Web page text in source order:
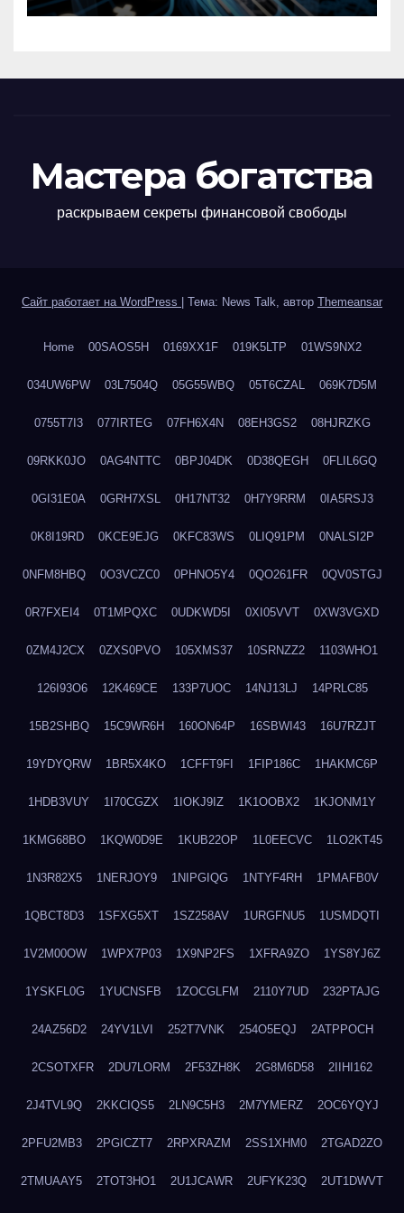
Мастера богатства
раскрываем секреты финансовой свободы
Сайт работает на WordPress Тема: News Talk, автор Themeansar
Home 00SAOS5H 0169XX1F 019K5LTP 01WS9NX2
034UW6PW 03L7504Q 05G55WBQ 05T6CZAL 069K7D5M
0755T7I3 077IRTEG 07FH6X4N 08EH3GS2 08HJRZKG
09RKK0JO 0AG4NTTC 0BPJ04DK 0D38QEGH 0FLIL6GQ
0GI31E0A 0GRH7XSL 0H17NT32 0H7Y9RRM 0IA5RSJ3
0K8I19RD 0KCE9EJG 0KFC83WS 0LIQ91PM 0NALSI2P
0NFM8HBQ 0O3VCZC0 0PHNO5Y4 0QO261FR 0QV0STGJ
0R7FXEI4 0T1MPQXC 0UDKWD5I 0XI05VVT 0XW3VGXD
0ZM4J2CX 0ZXS0PVO 105XMS37 10SRNZZ2 1103WHO1
126I93O6 12K469CE 133P7UOC 14NJ13LJ 14PRLC85
15B2SHBQ 15C9WR6H 160ON64P 16SBWI43 16U7RZJT
19YDYQRW 1BR5X4KO 1CFFT9FI 1FIP186C 1HAKMC6P
1HDB3VUY 1I70CGZX 1IOKJ9IZ 1K1OOBX2 1KJONM1Y
1KMG68BO 1KQW0D9E 1KUB22OP 1L0EECVC 1LO2KT45
1N3R82X5 1NERJOY9 1NIPGIQG 1NTYF4RH 1PMAFB0V
1QBCT8D3 1SFXG5XT 1SZ258AV 1URGFNU5 1USMDQTI
1V2M00OW 1WPX7P03 1X9NP2FS 1XFRA9ZO 1YS8YJ6Z
1YSKFL0G 1YUCNSFB 1ZOCGLFM 2110Y7UD 232PTAJG
24AZ56D2 24YV1LVI 252T7VNK 254O5EQJ 2ATPPOCH
2CSOTXFR 2DU7LORM 2F53ZH8K 2G8M6D58 2IIHI162
2J4TVL9Q 2KKCIQS5 2LN9C5H3 2M7YMERZ 2OC6YQYJ
2PFU2MB3 2PGICZT7 2RPXRAZM 2SS1XHM0 2TGAD2ZO
2TMUAAY5 2TOT3HO1 2U1JCAWR 2UFYK23Q 2UT1DWVT